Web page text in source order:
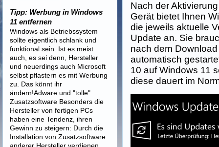
Nach der
Gerät bietet Ihnen
die jeweils aktuelle
Update an. Sie
nach dem
automatisch
10 auf Windows 11
diese dauert im
Tipp: Werbung in Windows
11 entfernen
Windows als Betriebssystem
sollte eigentlich schlank und
funktional sein. Ist es meist
auch, es sei denn, Hersteller
und neuerdings auch Microsoft
selbst pflastern es mit Werbung
zu. Das könnt ihr
ändern!Adware und "tolle"
Zusatzsoftware Besonders die
Hersteller von fertigen PCs
haben eine Tendenz, ihren
Gewinn zu steigern: Durch die
Installation von Zusatzsoftware